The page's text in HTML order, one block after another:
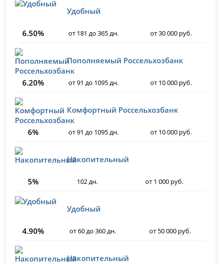
Удобный
6.50% от 181 до 365 дн. от 30 000 руб.
Пополняемый Россельхозбанк
6.20% от 91 до 1095 дн. от 10 000 руб.
Комфортный Россельхозбанк
6% от 91 до 1095 дн. от 10 000 руб.
Накопительный
5% 102 дн. от 1 000 руб.
Удобный
4.90% от 60 до 360 дн. от 50 000 руб.
Накопительный